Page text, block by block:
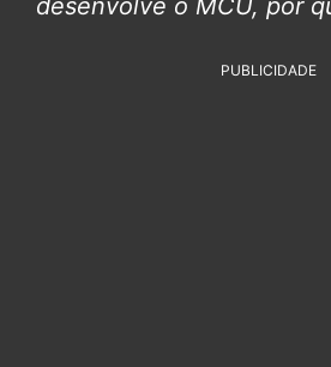
desenvolve o MCU, por
PUBLICIDADE